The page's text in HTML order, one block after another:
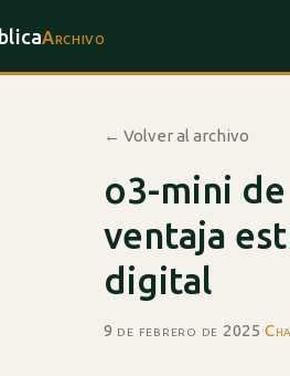
Archivo
← Volver al archivo
o3-mini
ventaja
digital
9 de febrero de 2025·